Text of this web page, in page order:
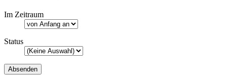
Im Zeitraum
Status